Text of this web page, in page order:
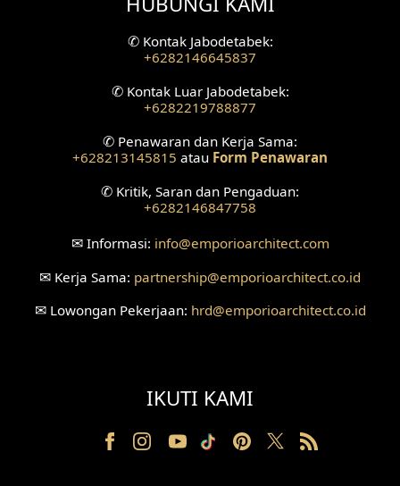
Desain Interior Villa
Desain Ruang Perawatan
Desain Ruang Konsultasi
Desain Ruang Receptionist
Desain Eksterior Klinik
Desain Mushola
Desain Taman
Desain Area Santai
✆Kontak Jabodetabek:
+6282146645837
✆Kontak Luar Jabodetabek:
+6282219788877
✆ Penawaran dan Kerja Sama:
+628213145815 atau Form Penawaran
✆ Kritik, Saran dan Pengaduan:
+6282146847758
✉Informasi: info@emporioarchitect.com
✉ Kerja Sama: partnership@emporioarchitect.co.id
✉Lowongan Pekerjaan: hrd@emporioarchitect.co.id
IKUTI KAMI